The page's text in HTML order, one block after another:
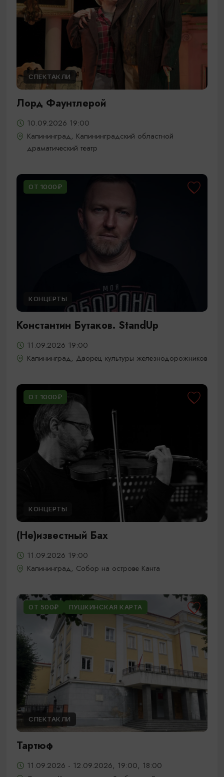
СПЕКТАКЛИ
Лорд Фаунтлерой
10.09.2026 19:00
Калининград, Калининградский областной
драматический театр
ОТ 1000₽
КОНЦЕРТЫ
Константин Бутаков. StandUp
11.09.2026 19:00
Калининград, Дворец культуры железнодорожников
ОТ 1000₽
КОНЦЕРТЫ
(Не)известный Бах
11.09.2026 19:00
Калининград, Собор на острове Канта
ОТ 500₽ ПУШКИНСКАЯ КАРТА
СПЕКТАКЛИ
Тартюф
11.09.2026 - 12.09.2026, 19:00, 18:00